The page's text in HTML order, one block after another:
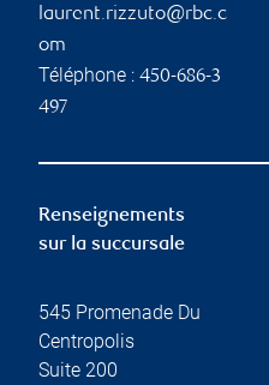
laurent.rizzuto@rbc.c
om
Téléphone : 450-686-3
497
Renseignements
sur la succursale
545 Promenade Du
Centropolis
Suite 200